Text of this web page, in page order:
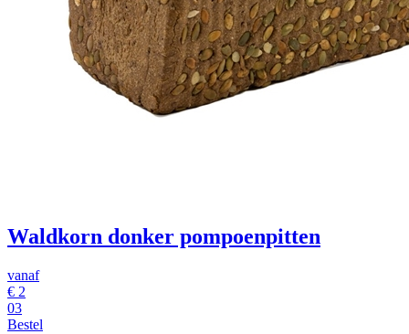
Waldkorn donker pompoenpitten
vanaf
€ 2
03
Bestel